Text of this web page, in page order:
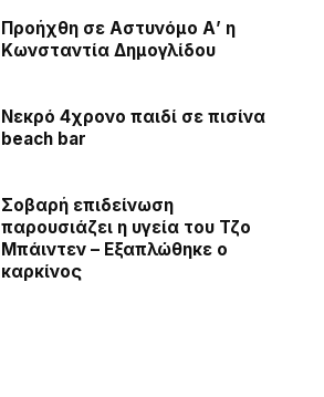
Προήχθη σε Αστυνόμο Α’ η
Κωνσταντία Δημογλίδου
Νεκρό 4χρονο παιδί σε πισίνα
beach bar
Σοβαρή επιδείνωση
παρουσιάζει η υγεία του Τζο
Μπάιντεν – Εξαπλώθηκε ο
καρκίνος